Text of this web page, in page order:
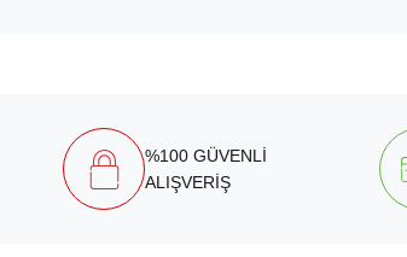
%100 GÜVENLİ
ALIŞVERİŞ